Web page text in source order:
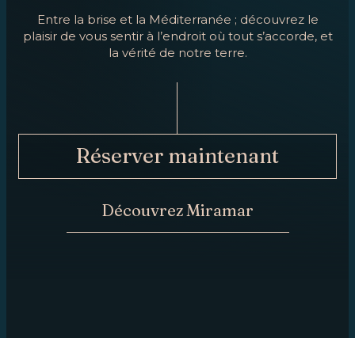
ÉQUIPE
RÉSERVER
Entre la brise et la Méditerranée ; découvrez le
plaisir de vous sentir à l’endroit où tout s’accorde, et
la vérité de notre terre.
Réserver maintenant
Découvrez Miramar